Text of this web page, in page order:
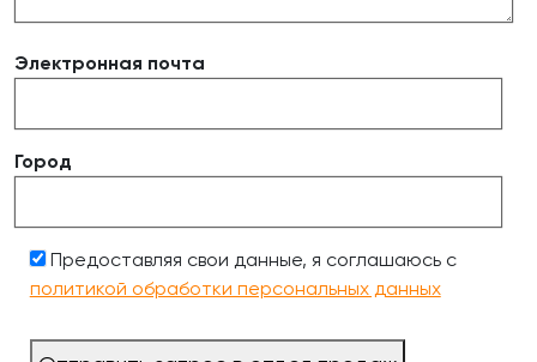
Электронная почта
Город
Предоставляя свои данные, я соглашаюсь с
политикой обработки персональных данных